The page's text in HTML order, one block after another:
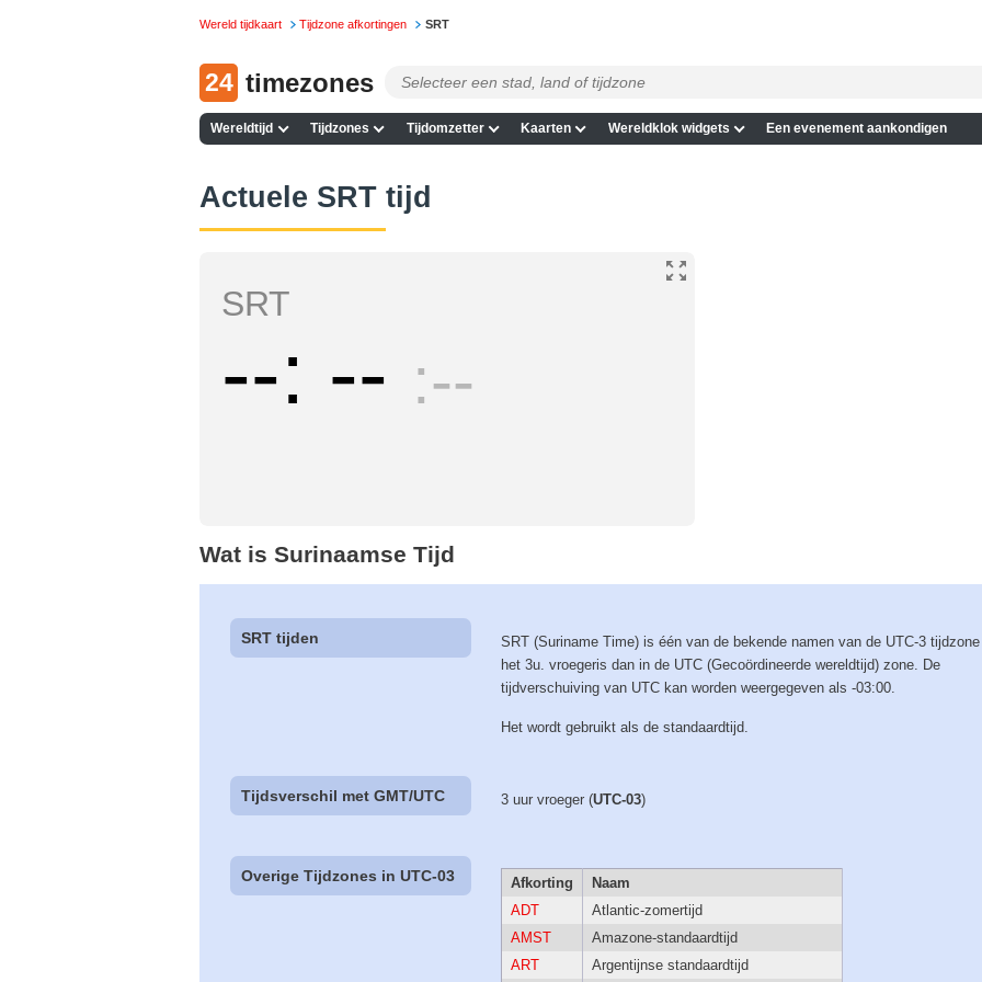
Wereld tijdkaart Tijdzone afkortingen SRT
24 timezones
Wereldtijd Tijdzones Tijdomzetter Kaarten Wereldklok widgets Een evenement aankondigen
Actuele SRT tijd
SRT
-- -- --
Wat is Surinaamse Tijd
SRT tijden
SRT (Suriname Time) is één van de bekende namen van de UTC-3
het 3u. vroegeris dan in de UTC (Gecoördineerde wereldtijd) zone. De
tijdverschuiving van UTC kan worden weergegeven als -03:00.
Het wordt gebruikt als de standaardtijd.
Tijdsverschil met GMT/UTC 3 uur vroeger (UTC-03)
Overige Tijdzones in UTC-03 Afkorting
Naam
ADT
Atlantic-zomertijd
AMST
Amazone-standaardtijd
ART
Argentijnse standaardtijd